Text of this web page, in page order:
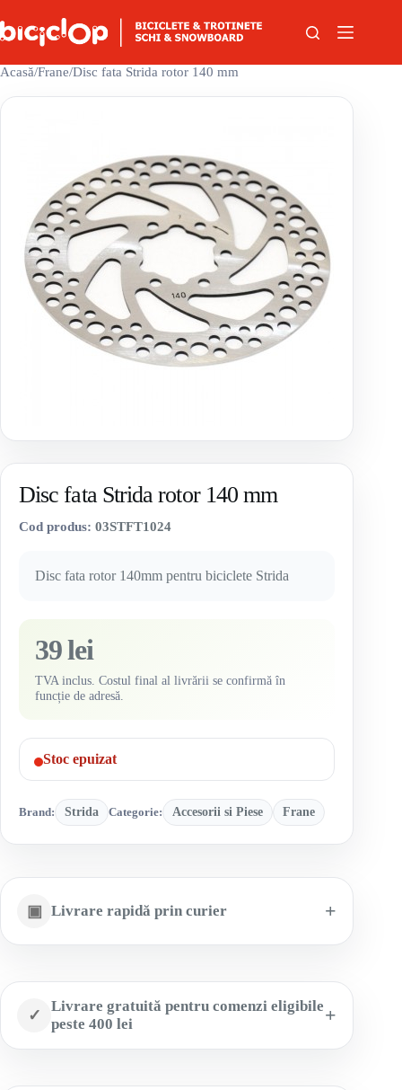
Acasă/Frane/Disc fata Strida rotor 140 mm
Disc fata Strida rotor 140 mm
Cod produs: 03STFT1024
Disc fata rotor 140mm pentru biciclete Strida
39 lei
TVA inclus. Costul final al livrării se confirmă în
funcție de adresă.
Stoc epuizat
Brand: Strida Categorie: Accesorii si Piese Frane
▣ Livrare rapidă prin curier
✓
Livrare gratuită pentru comenzi eligibile
peste 400 lei